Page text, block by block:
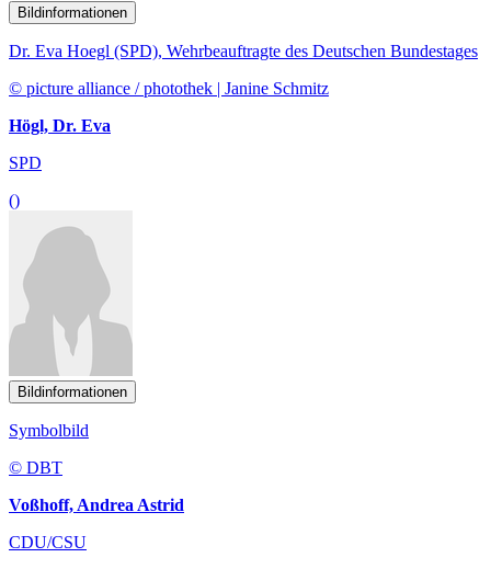
Bildinformationen
Dr. Eva Hoegl (SPD), Wehrbeauftragte des Deutschen Bundestages
© picture alliance / photothek | Janine Schmitz
Högl, Dr. Eva
SPD
()
Bildinformationen
Symbolbild
© DBT
Voßhoff, Andrea Astrid
CDU/CSU